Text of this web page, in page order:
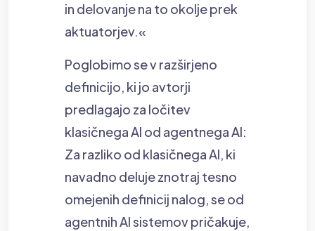
in delovanje na to okolje prek
aktuatorjev.«
Poglobimo se v razširjeno
definicijo, ki jo avtorji
predlagajo za ločitev
klasičnega AI od agentnega AI:
Za razliko od klasičnega AI, ki
navadno deluje znotraj tesno
omejenih definicij nalog, se od
agentnih AI sistemov pričakuje,